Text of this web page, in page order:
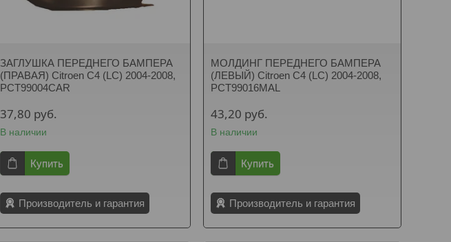
ЗАГЛУШКА ПЕРЕДНЕГО БАМПЕРА
(ПРАВАЯ) Citroen C4 (LC) 2004-2008,
PCT99004CAR
37,80 руб.
В наличии
Купить
Производитель и гарантия
МОЛДИНГ ПЕРЕДНЕГО БАМПЕРА
(ЛЕВЫЙ) Citroen C4 (LC) 2004-2008,
PCT99016MAL
43,20 руб.
В наличии
Купить
Производитель и гарантия